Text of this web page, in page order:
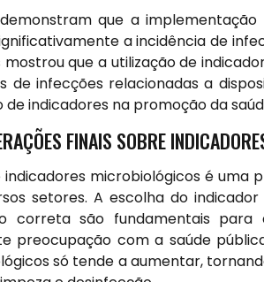
demonstram que a
a incidência de
mostrou que a utilização de
de infecções relacionadas a
de indicadores na promoção da
FINAIS SOBRE
indicadores microbiológicos é uma
setores. A escolha do
correta são fundamentais
preocupação com a saúde
só tende a aumentar,